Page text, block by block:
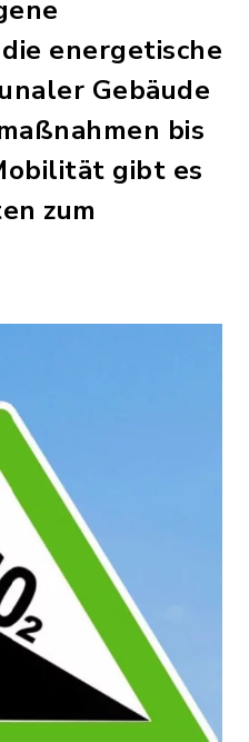
energetische
Gebäude
bis
gibt es
zum